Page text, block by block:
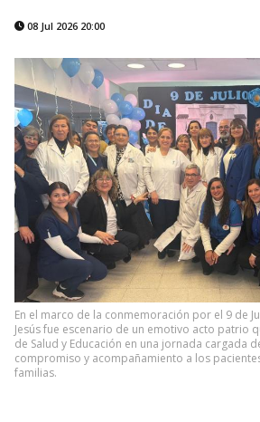
08 Jul 2026 20:00
En el marco de la conmemoración por el 9 de
Jesús fue escenario de un emotivo acto patrio
de Salud y Educación en una jornada cargada
compromiso y acompañamiento a los
familias.